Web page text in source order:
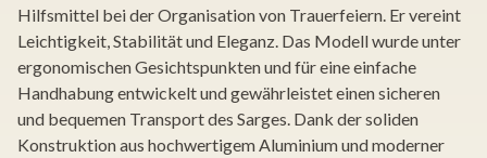
Hilfsmittel bei der Organisation von Trauerfeiern. Er vereint
Leichtigkeit, Stabilität und Eleganz. Das Modell wurde unter
ergonomischen Gesichtspunkten und für eine einfache
Handhabung entwickelt und gewährleistet einen sicheren
und bequemen Transport des Sarges. Dank der soliden
Konstruktion aus hochwertigem Aluminium und moderner